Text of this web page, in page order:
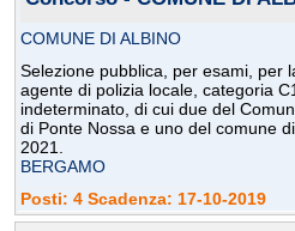
COMUNE DI ALBINO
Selezione pubblica, per esami, per
agente di polizia locale, categoria
indeterminato, di cui due del
di Ponte Nossa e uno del comune
2021.
BERGAMO
Posti: 4 Scadenza: 17-10-2019